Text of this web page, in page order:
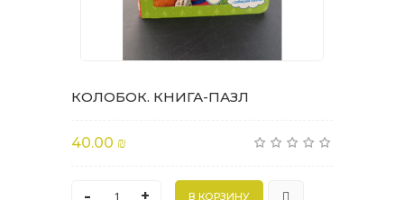
КОЛОБОК. КНИГА-ПАЗЛ
40.00 ₪
+